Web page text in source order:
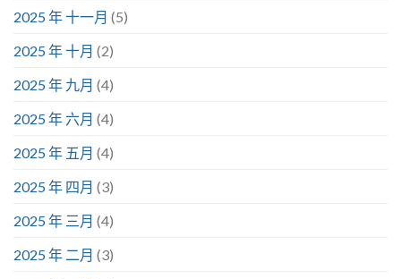
2025 年 十一月 (5)
2025 年 十月 (2)
2025 年 九月 (4)
2025 年 六月 (4)
2025 年 五月 (4)
2025 年 四月 (3)
2025 年 三月 (4)
2025 年 二月 (3)